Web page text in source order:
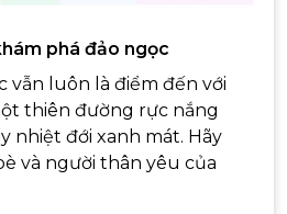
phá đảo ngọc
vẫn luôn là điểm đến với
thiên đường rực nắng
nhiệt đới xanh mát. Hãy
và người thân yêu của